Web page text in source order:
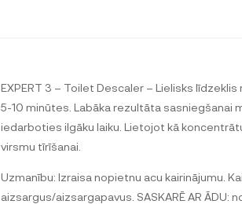
EXPERT 3 – Toilet Descaler – Lielisks
5-10 minūtes. Labāka rezultāta sasniegšanai
iedarboties ilgāku laiku. Lietojot kā
virsmu tīrīšanai.
Uzmanību: Izraisa nopietnu acu kairinājumu.
aizsargus/aizsargapavus. SASKARĒ AR ĀDU: